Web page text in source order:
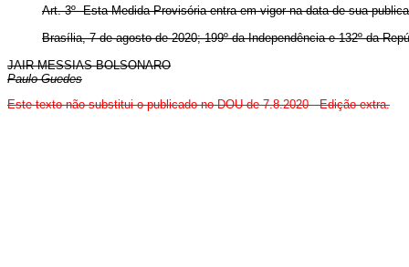
Art. 3º Esta Medida Provisória entra em vigor na data de sua
Brasília, 7 de agosto de 2020; 199º da Independência e 132º da
JAIR MESSIAS BOLSONARO
Paulo Guedes
Este texto não substitui o publicado no DOU de 7.8.2020 - Edição extra.